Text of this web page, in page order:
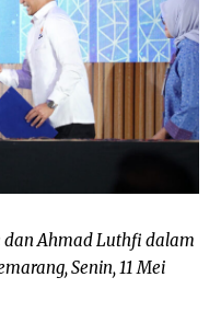
dan Ahmad Luthfi dalam
Senin, 11 Mei